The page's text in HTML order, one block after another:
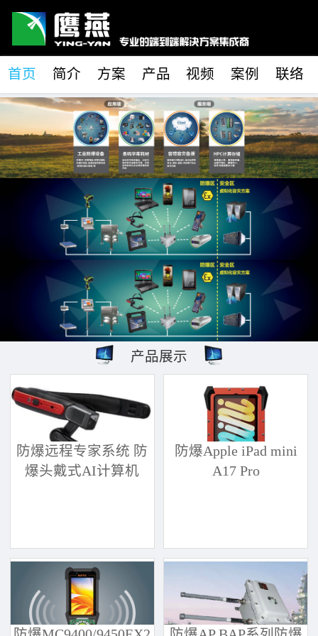
首页 简介 方案 产品 视频 案例 联络
产品展示
防爆远程专家系统 防
爆头戴式AI计算机
防爆Apple iPad mini
A17 Pro